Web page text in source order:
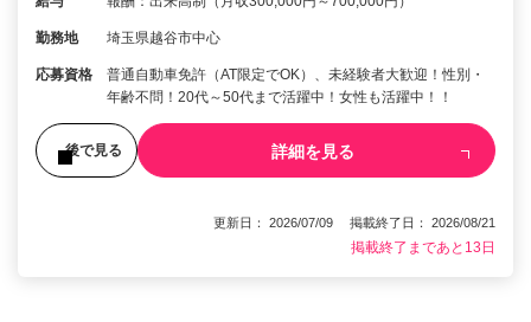
勤務地 埼玉県越谷市中心
応募資格
普通自動車免許（AT限定でOK）、未経験者大歓迎！性別・
年齢不問！20代～50代まで活躍中！女性も活躍中！！
後で見る 詳細を見る
更新日： 2026/07/09 掲載終了日： 2026/08/21
掲載終了まであと13日